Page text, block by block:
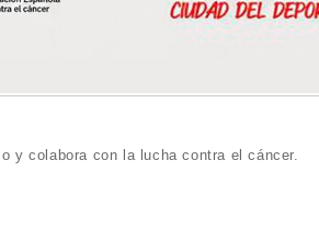
y colabora con la lucha contra el cáncer.